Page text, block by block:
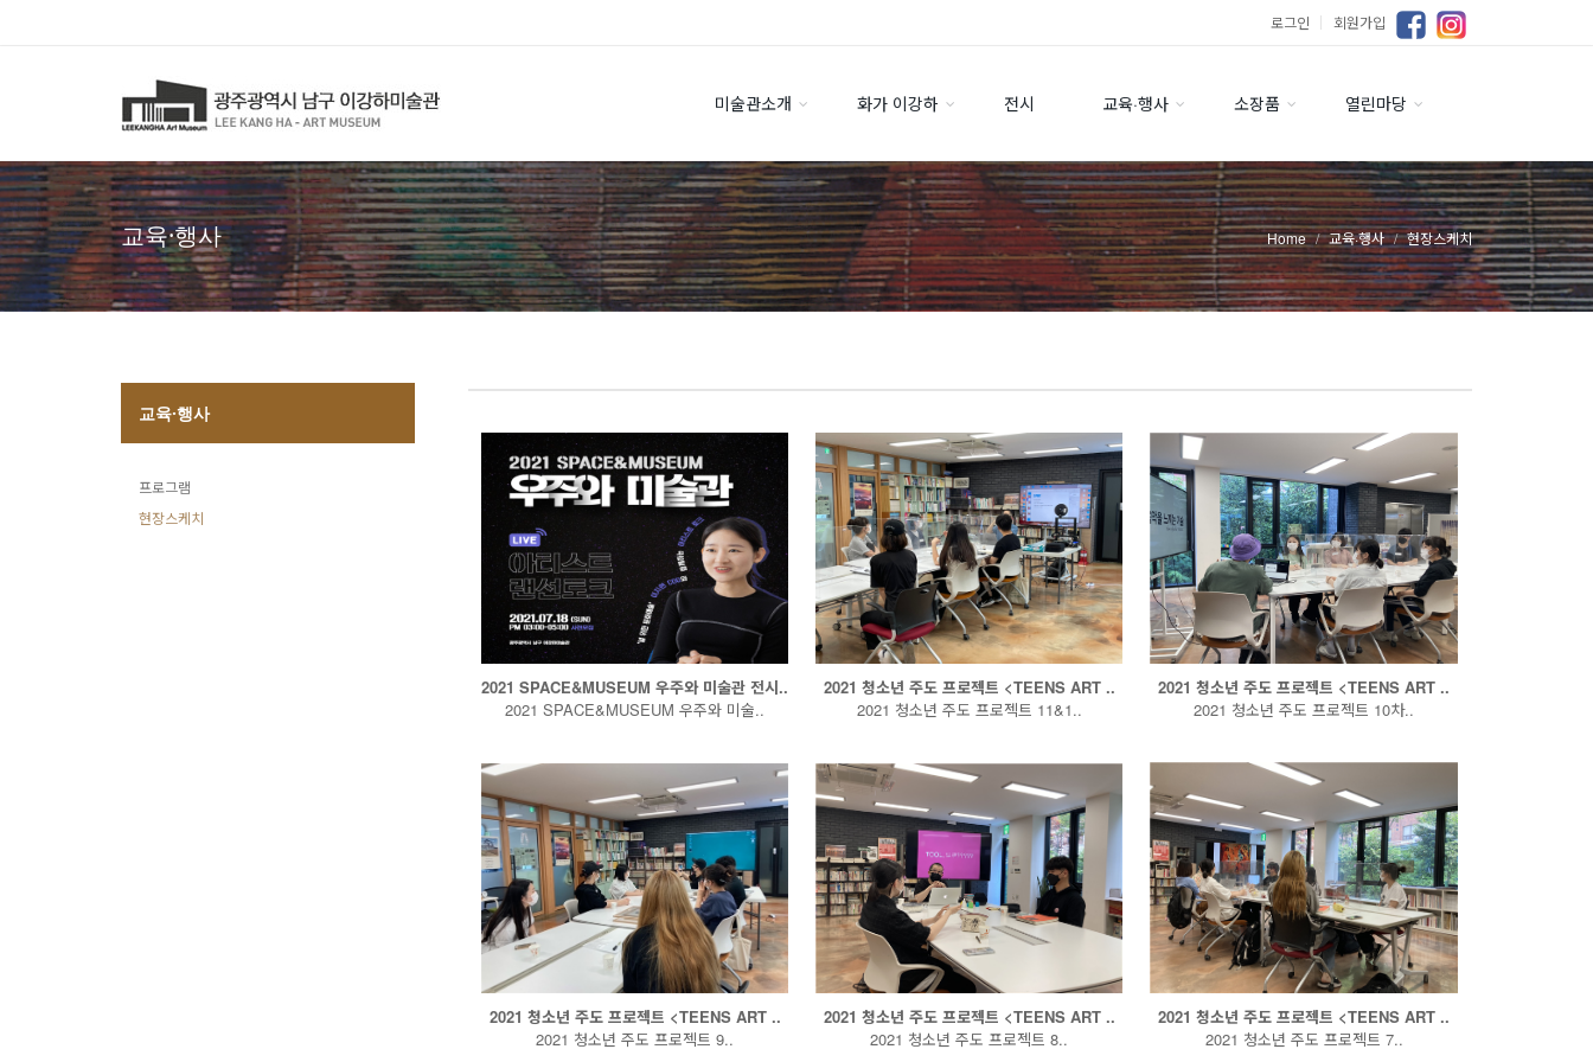
로그인 ｜ 회원가입
미술관소개 화가 이강하 전시 교육·행사 소장품 열린마당
교육·행사 Home 교육·행사 현장스케치
2021 SPACE&MUSEUM 우주와 미술관 전시..
2021 SPACE&MUSEUM 우주와 미술..
2021 청소년 주도 프로젝트 <TEENS ART ..
2021 청소년 주도 프로젝트 11&1..
2021 청소년 주도 프로젝트 <TEENS ART ..
2021 청소년 주도 프로젝트 10차..
2021 청소년 주도 프로젝트 <TEENS ART ..
2021 청소년 주도 프로젝트 9..
2021 청소년 주도 프로젝트 <TEENS ART ..
2021 청소년 주도 프로젝트 8..
2021 청소년 주도 프로젝트 <TEENS ART ..
2021 청소년 주도 프로젝트 7..
교육·행사
프로그램
현장스케치